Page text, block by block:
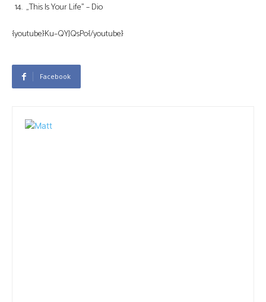
„This Is Your Life” – Dio
{youtube}Ku–QYJQsPo{/youtube}
Facebook